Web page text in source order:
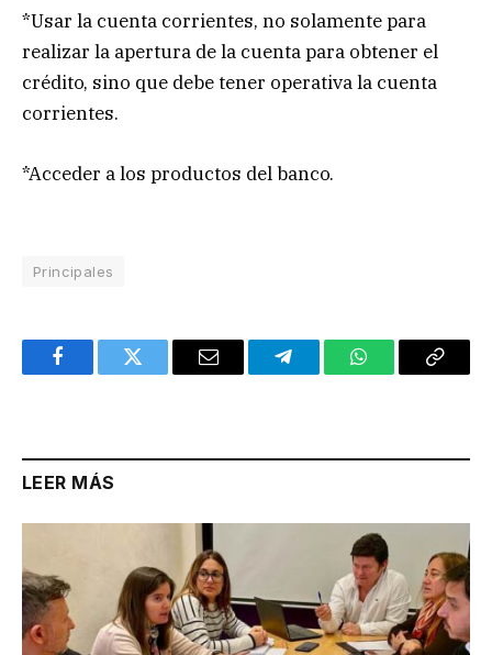
*Usar la cuenta corrientes, no solamente para
realizar la apertura de la cuenta para obtener el
crédito, sino que debe tener operativa la cuenta
corrientes.
*Acceder a los productos del banco.
Principales
FacebookTwitter Email TelegramWhatsAppCopy
LEER MÁS